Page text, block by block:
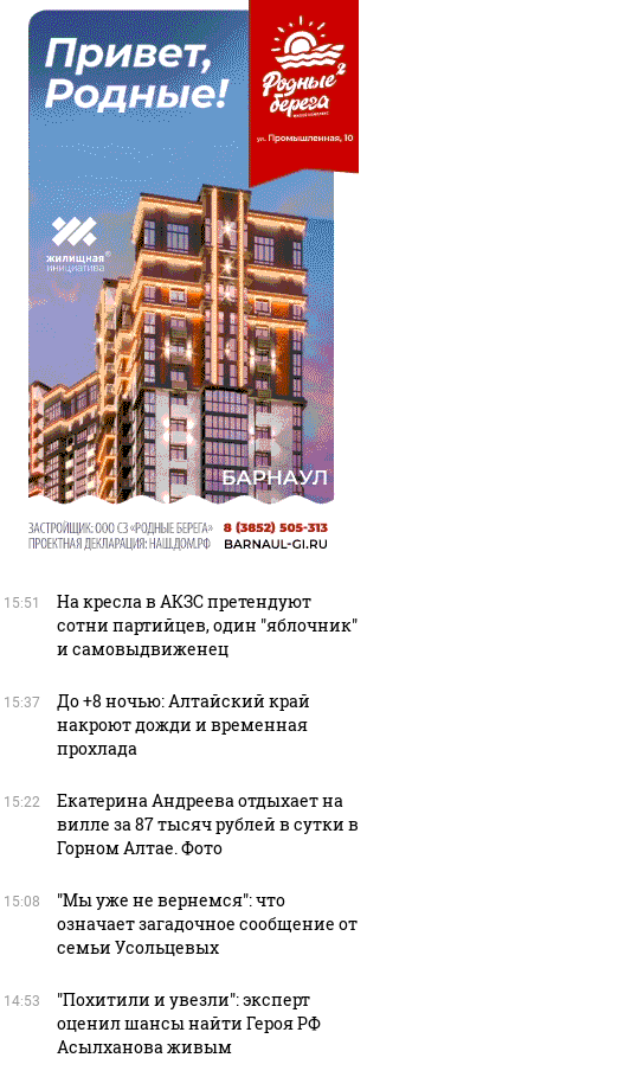
15:51
На кресла в АКЗС претендуют
сотни партийцев, один "яблочник"
и самовыдвиженец
15:37
До +8 ночью: Алтайский край
накроют дожди и временная
прохлада
15:22
Екатерина Андреева отдыхает на
вилле за 87 тысяч рублей в сутки в
Горном Алтае. Фото
15:08
"Мы уже не вернемся": что
означает загадочное сообщение от
семьи Усольцевых
14:53
"Похитили и увезли": эксперт
оценил шансы найти Героя РФ
Асылханова живым